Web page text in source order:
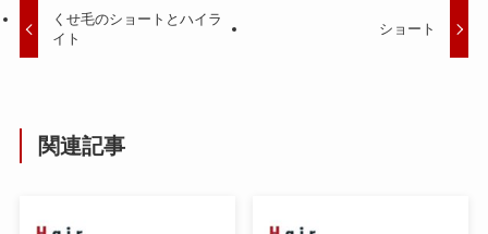
くせ毛のショートとハイラ
イト
ショート
関連記事